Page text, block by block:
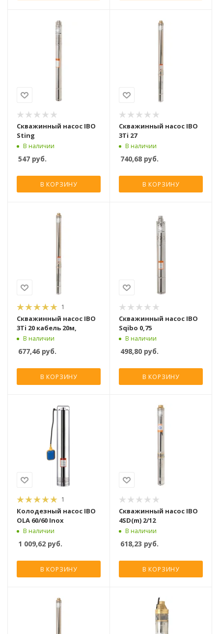
Скважинный насос IBO
Sting
В наличии
547 руб.
В КОРЗИНУ
Скважинный насос IBO
3Ti 27
В наличии
740,68 руб.
В КОРЗИНУ
1
Скважинный насос IBO
3Ti 20 кабель 20м,
В наличии
677,46 руб.
В КОРЗИНУ
Скважинный насос IBO
Sqibo 0,75
В наличии
498,80 руб.
В КОРЗИНУ
1
Колодезный насос IBO
OLA 60/60 Inox
В наличии
1 009,62 руб.
В КОРЗИНУ
Скважинный насос IBO
4SD(m) 2/12
В наличии
618,23 руб.
В КОРЗИНУ